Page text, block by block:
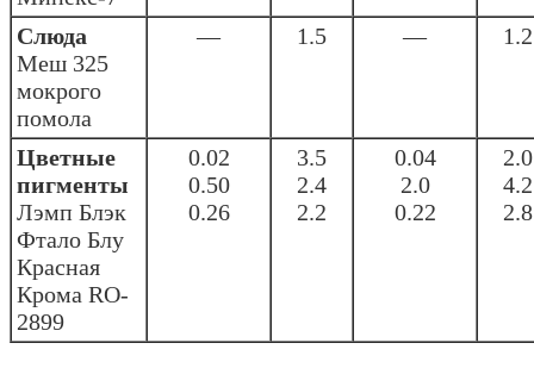
Слюда
Меш 325
мокрого
помола
— 1.5 — 1.2
Цветные
пигменты
Лэмп Блэк
Фтало Блу
Красная
Крома RO-
2899
0.02
0.50
0.26
3.5
2.4
2.2
0.04
2.0
0.22
2.0
4.2
2.8